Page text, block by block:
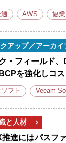
AWS 協
アップ／アーカイ
・フィールド
を強化しコ
フト Veeam
と人材
推進にはパスフ